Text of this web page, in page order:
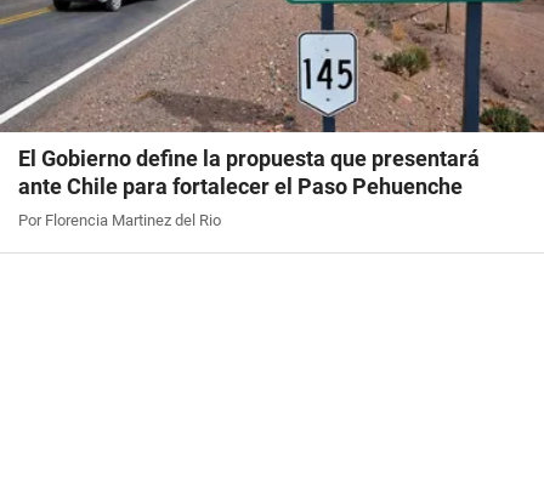
El Gobierno define la propuesta que presentará
ante Chile para fortalecer el Paso Pehuenche
Por Florencia Martinez del Rio